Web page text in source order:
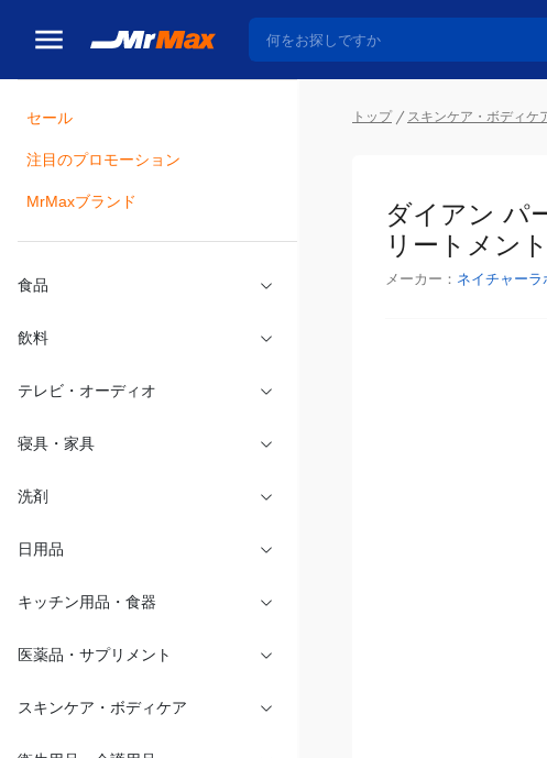
セール
注目のプロモーション
MrMaxブランド
食品
飲料
テレビ・オーディオ
寝具・家具
洗剤
日用品
トップ スキンケア・ボディケ
ダイアン パ
トメントセ
メーカー： ネイチャーラ